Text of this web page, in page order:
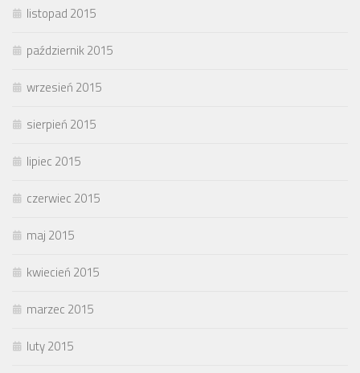
listopad 2015
październik 2015
wrzesień 2015
sierpień 2015
lipiec 2015
czerwiec 2015
maj 2015
kwiecień 2015
marzec 2015
luty 2015